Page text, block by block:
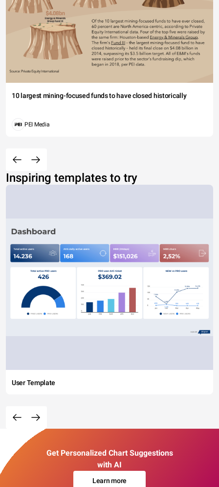
10 largest mining-focused funds to have closed historically
PEI Media
Inspiring templates to try
User Template
Get Personalized Chart Suggestions
with AI
Learn more